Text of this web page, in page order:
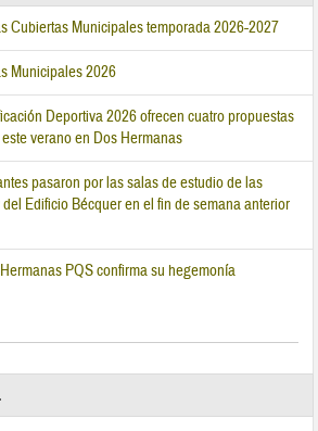
Cubiertas Municipales temporada 2026-2027
Municipales 2026
Deportiva 2026 ofrecen cuatro propuestas
verano en Dos Hermanas
pasaron por las salas de estudio de las
Edificio Bécquer en el fin de semana anterior
PQS confirma su hegemonía